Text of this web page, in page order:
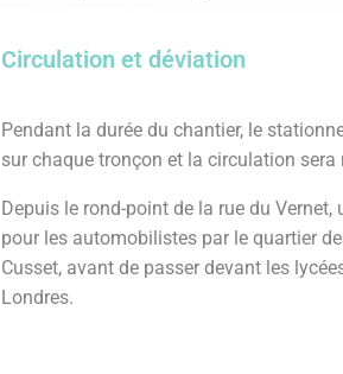
Circulation et déviation
Pendant la durée du chantier, le
sur chaque tronçon et la circulation sera
Depuis le rond-point de la rue du
pour les automobilistes par le quartier
Cusset, avant de passer devant les
Londres.